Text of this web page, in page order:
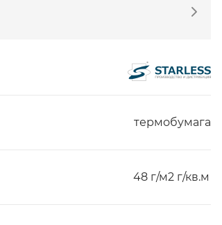
термобумага
48 г/м2 г/кв.м